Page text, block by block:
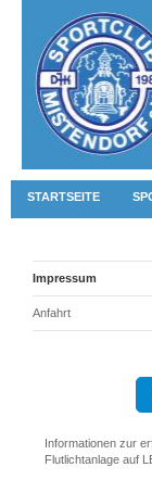
STARTSEITE
Impressum
Anfahrt
Informationen zur
Flutlichtanlage auf